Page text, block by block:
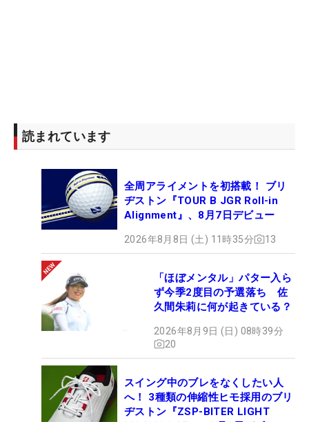
読まれています
全周アライメントを初搭載！ ブリ
ヂストン『TOUR B JGR Roll-in
Alignment』、8月7日デビュー
2026年8月8日 (土) 11時35分 13
「ほぼメンタル」パター入ら
ず今季2度目の予選落ち 佐
久間朱莉に何が起きている？
2026年8月9日 (日) 08時39分
20
スイング中のブレをなくしたい人
へ！ 3種類の伸縮性ヒモ採用のブリ
ヂストン『ZSP-BITER LIGHT